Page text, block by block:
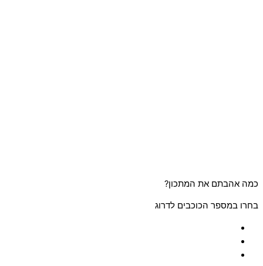
כמה אהבתם את המתכון?
בחרו במספר הכוכבים לדרוג